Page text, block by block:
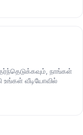
நாங்கள்
உங்கள் வீடியோவில்